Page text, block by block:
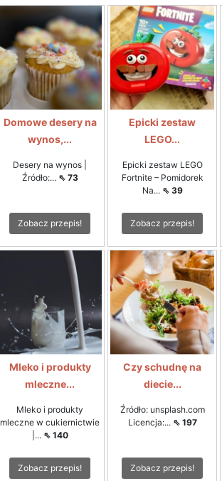
Domowe desery na
wynos,...
Desery na wynos |
Źródło:... ⇖ 73
Zobacz przepis!
Epicki zestaw
LEGO...
Epicki zestaw LEGO
Fortnite – Pomidorek
Na... ⇖ 39
Zobacz przepis!
Mleko i produkty
mleczne...
Mleko i produkty
mleczne w cukiernictwie
|... ⇖ 140
Zobacz przepis!
Czy schudnę na
diecie...
Źródło: unsplash.com
Licencja:... ⇖ 197
Zobacz przepis!